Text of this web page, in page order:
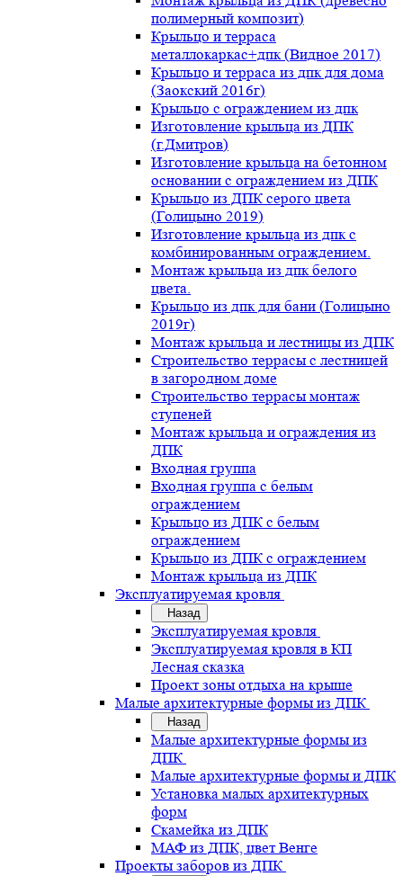
полимерный композит)
Крыльцо и терраса
металлокаркас+дпк (Видное 2017)
Крыльцо и терраса из дпк для дома
(Заокский 2016г)
Крыльцо с ограждением из дпк
Изготовление крыльца из ДПК
(г.Дмитров)
Изготовление крыльца на бетонном
основании с ограждением из ДПК
Крыльцо из ДПК серого цвета
(Голицыно 2019)
Изготовление крыльца из дпк с
комбинированным ограждением.
Монтаж крыльца из дпк белого
цвета.
Крыльцо из дпк для бани (Голицыно
2019г)
Монтаж крыльца и лестницы из ДПК
Строительство террасы с лестницей
в загородном доме
Строительство террасы монтаж
ступеней
Монтаж крыльца и ограждения из
ДПК
Входная группа
Входная группа с белым
ограждением
Крыльцо из ДПК с белым
ограждением
Крыльцо из ДПК с ограждением
Монтаж крыльца из ДПК
Эксплуатируемая кровля
Назад
Эксплуатируемая кровля
Эксплуатируемая кровля в КП
Лесная сказка
Проект зоны отдыха на крыше
Малые архитектурные формы из ДПК
Назад
Малые архитектурные формы из
ДПК
Малые архитектурные формы и ДПК
Установка малых архитектурных
форм
Скамейка из ДПК
МАФ из ДПК, цвет Венге
Проекты заборов из ДПК